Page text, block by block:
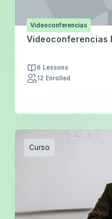
Videoconferencias
Videoconferencias
6 Lessons
12 Enrolled
Curso